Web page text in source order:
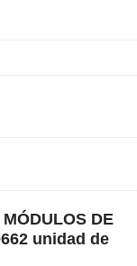
DE
unidad de